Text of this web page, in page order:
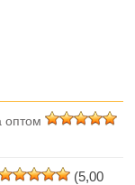
оптом
(5,00